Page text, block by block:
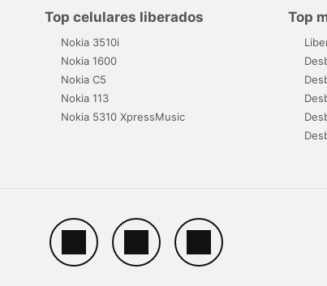
Top celulares liberados
Nokia 3510i
Nokia 1600
Nokia C5
Nokia 113
Nokia 5310 XpressMusic
Top